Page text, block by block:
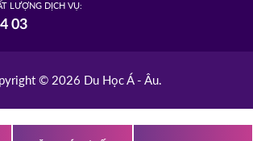
LƯỢNG DỊCH VỤ:
03
© 2026 Du Học Á - Âu.